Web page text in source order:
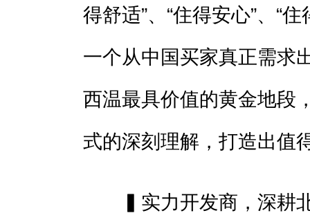
得舒适”、“住得安心”、“
一个从中国买家真正需求
西温最具价值的黄金地段
式的深刻理解，打造出值
▍实力开发商，深耕